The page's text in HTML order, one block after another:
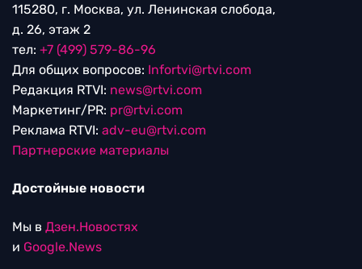
115280, г. Москва, ул. Ленинская слобода,
д. 26, этаж 2
тел: +7 (499) 579-86-96
Для общих вопросов: Infortvi@rtvi.com
Редакция RTVI: news@rtvi.com
Маркетинг/PR: pr@rtvi.com
Реклама RTVI: adv-eu@rtvi.com
Партнерские материалы
Достойные новости
Мы в Дзен.Новостях
и Google.News